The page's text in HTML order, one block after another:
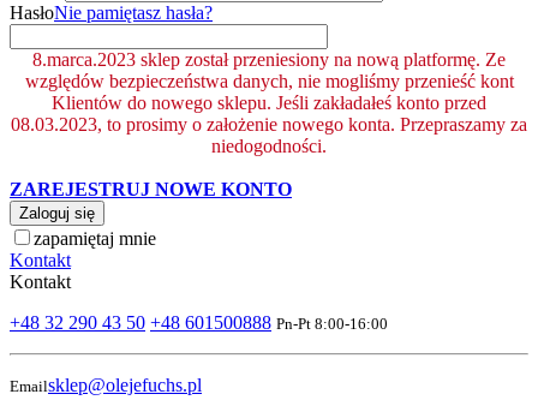
HasłoNie pamiętasz hasła?
8.marca.2023 sklep został przeniesiony na nową platformę. Ze
względów bezpieczeństwa danych, nie mogliśmy przenieść kont
Klientów do nowego sklepu. Jeśli zakładałeś konto przed
08.03.2023, to prosimy o założenie nowego konta. Przepraszamy za
niedogodności.
ZAREJESTRUJ NOWE KONTO
Zaloguj się
zapamiętaj mnie
Kontakt
Kontakt
+48 32 290 43 50 +48 601500888 Pn-Pt 8:00-16:00
Emailsklep@olejefuchs.pl